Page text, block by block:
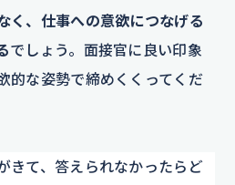
く、仕事への意欲につなげる
でしょう。面接官に良い印象
的な姿勢で締めくくってくだ
きて、答えられなかったらど